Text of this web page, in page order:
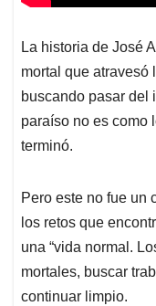
La historia de José
mortal que atravesó
buscando pasar del
paraíso no es como
terminó.
Pero este no fue un
los retos que
una “vida normal.
mortales, buscar
continuar limpio.